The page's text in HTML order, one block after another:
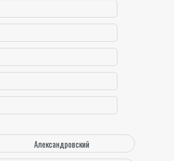
Александровский